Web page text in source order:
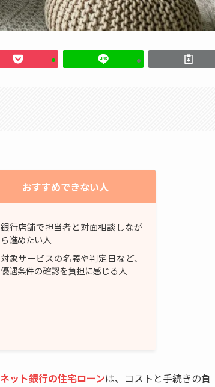
おすすめできない人
銀行店舗で担当者と対面相談しなが
ら進めたい人
対象サービスの名義や判定日など、
優遇条件の確認を負担に感じる人
ネット銀行の住宅ローンは、コストと手続きの負